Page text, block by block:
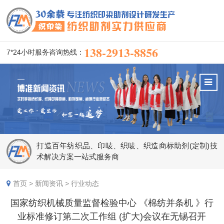
7*24小时服务咨询热线： 138-2913-8856
打造百年纺织品、印唛、织唛、织造商标助剂(定制)技
术解决方案一站式服务商
首页 > 新闻资讯 >行业动态
国家纺织机械质量监督检验中心 《棉纺并条机 》行
业标准修订第二次工作组 (扩大)会议在无锡召开